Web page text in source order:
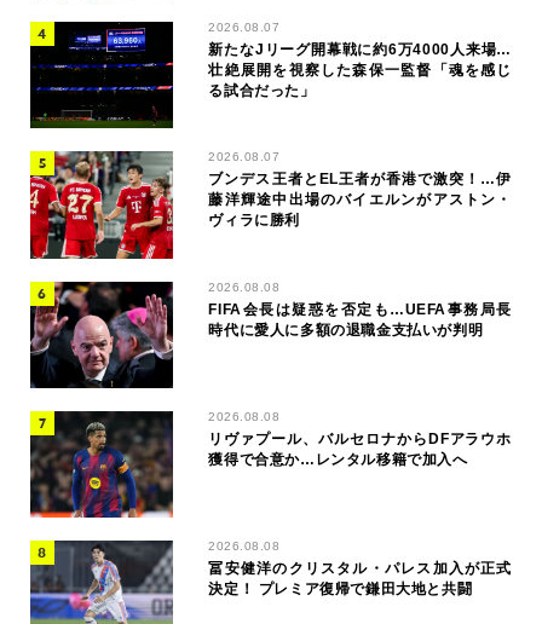
2026.08.07
新たなJリーグ開幕戦に約6万4000人来場…
壮絶展開を視察した森保一監督「魂を感じ
る試合だった」
2026.08.07
ブンデス王者とEL王者が香港で激突！…伊
藤洋輝途中出場のバイエルンがアストン・
ヴィラに勝利
2026.08.08
FIFA会長は疑惑を否定も…UEFA事務局長
時代に愛人に多額の退職金支払いが判明
2026.08.08
リヴァプール、バルセロナからDFアラウホ
獲得で合意か…レンタル移籍で加入へ
2026.08.08
冨安健洋のクリスタル・パレス加入が正式
決定！ プレミア復帰で鎌田大地と共闘